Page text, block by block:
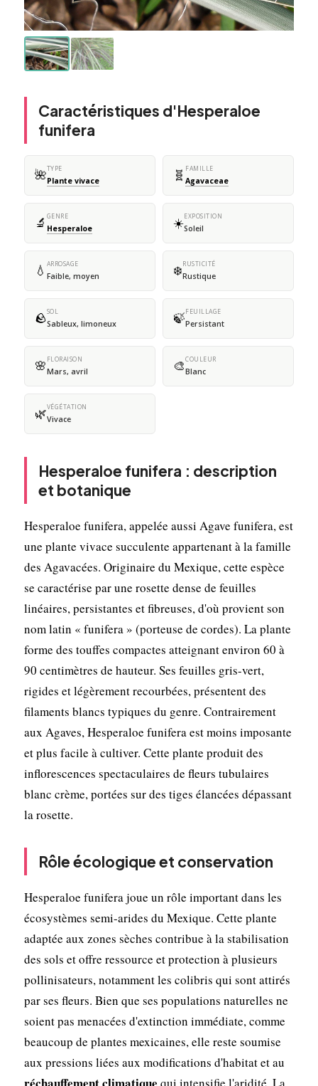
Caractéristiques d'Hesperaloe
funifera
🌺TYPE
Plante vivace 🧬 FAMILLE
Agavaceae
🔬 GENRE
Hesperaloe ☀️EXPOSITION
Soleil
💧 ARROSAGE
Faible, moyen ❄️RUSTICITÉ
Rustique
🪨SOL
Sableux, limoneux 🍃FEUILLAGE
Persistant
🌸 FLORAISON
Mars, avril 🎨COULEUR
Blanc
🌿VÉGÉTATION
Vivace
Hesperaloe funifera : description
et botanique
Hesperaloe funifera, appelée aussi Agave funifera, est
une plante vivace succulente appartenant à la famille
des Agavacées. Originaire du Mexique, cette espèce
se caractérise par une rosette dense de feuilles
linéaires, persistantes et fibreuses, d'où provient son
nom latin « funifera » (porteuse de cordes). La plante
forme des touffes compactes atteignant environ 60 à
90 centimètres de hauteur. Ses feuilles gris-vert,
rigides et légèrement recourbées, présentent des
filaments blancs typiques du genre. Contrairement
aux Agaves, Hesperaloe funifera est moins imposante
et plus facile à cultiver. Cette plante produit des
inflorescences spectaculaires de fleurs tubulaires
blanc crème, portées sur des tiges élancées dépassant
la rosette.
Rôle écologique et conservation
Hesperaloe funifera joue un rôle important dans les
écosystèmes semi-arides du Mexique. Cette plante
adaptée aux zones sèches contribue à la stabilisation
des sols et offre ressource et protection à plusieurs
pollinisateurs, notamment les colibris qui sont attirés
par ses fleurs. Bien que ses populations naturelles ne
soient pas menacées d'extinction immédiate, comme
beaucoup de plantes mexicaines, elle reste soumise
aux pressions liées aux modifications d'habitat et au